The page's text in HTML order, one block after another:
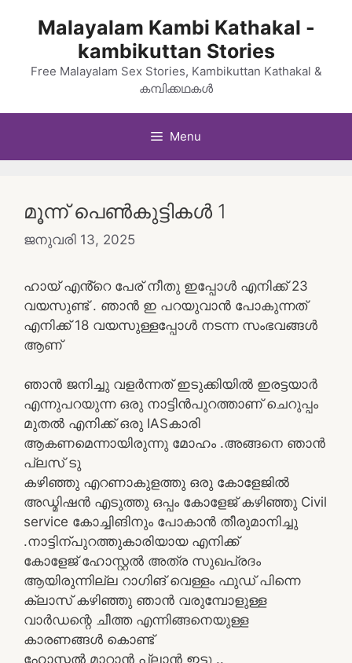
Malayalam Kambi Kathakal -
kambikuttan Stories
Free Malayalam Sex Stories, Kambikuttan Kathakal &
കമ്പിക്കഥകൾ
Menu
മൂന്ന് പെൺകുട്ടികൾ 1
ജനുവരി 13, 2025
ഹായ് എൻ്റെ പേര് നീതു ഇപ്പോൾ എനിക്ക് 23
വയസുണ്ട് . ഞാൻ ഇ പറയുവാൻ പോകുന്നത്
എനിക്ക് 18 വയസുള്ളപ്പോൾ നടന്ന സംഭവങ്ങൾ
ആണ്
ഞാൻ ജനിച്ചു വളർന്നത് ഇടുക്കിയിൽ ഇരട്ടയാർ
എന്നുപറയുന്ന ഒരു നാട്ടിൻപുറത്താണ് ചെറുപ്പം
മുതൽ എനിക്ക് ഒരു IASകാരി
ആകണമെന്നായിരുന്നു മോഹം .അങ്ങനെ ഞാൻ
പ്ലസ് ടു
കഴിഞ്ഞു എറണാകുളത്തു ഒരു കോളേജിൽ
അഡ്മിഷൻ എടുത്തു ഒപ്പം കോളേജ് കഴിഞ്ഞു Civil
service കോച്ചിങിനും പോകാൻ തീരുമാനിച്ചു
.നാട്ടിന്പുറത്തുകാരിയായ എനിക്ക്
കോളേജ് ഹോസ്റ്റൽ അത്ര സുഖപ്രദം
ആയിരുന്നില്ല റാഗിങ് വെള്ളം ഫുഡ് പിന്നെ
ക്ലാസ് കഴിഞ്ഞു ഞാൻ വരുമ്പോളുള്ള
വാർഡന്റെ ചീത്ത എന്നിങ്ങനെയുള്ള
കാരണങ്ങൾ കൊണ്ട്
ഹോസ്റ്റൽ മാറാൻ പ്ലാൻ ഇട്ടു ..